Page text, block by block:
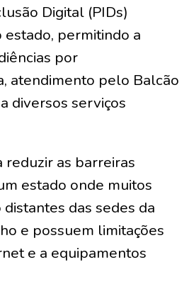
Digital (PIDs)
permitindo a
por
atendimento pelo Balcão
diversos serviços
reduzir as barreiras
estado onde muitos
das sedes da
e possuem limitações
e a equipamentos